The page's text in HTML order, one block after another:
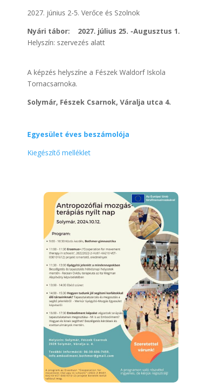
2027. június 2-5. Verőce és Szolnok
Nyári tábor: 2027. július 25. -Augusztus 1.
Helyszín: szervezés alatt
A képzés helyszíne a Fészek Waldorf Iskola
Tornacsarnoka.
Solymár, Fészek Csarnok, Váralja utca 4.
Egyesület éves beszámolója
Kiegészítő melléklet